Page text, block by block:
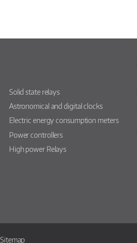
Solid state relays
Astronomical and digital clocks
Electric energy consumption meters
Power controllers
High power Relays
Sitemap